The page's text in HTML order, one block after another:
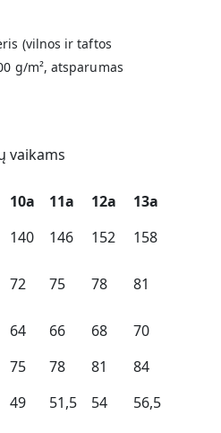
(vilnos ir taftos
g/m², atsparumas
vaikams
10a 11a 12a
13a
140 146 152
158
72 75 78 81
64 66 68
70
75 78 81
84
49 51,5 54
56,5